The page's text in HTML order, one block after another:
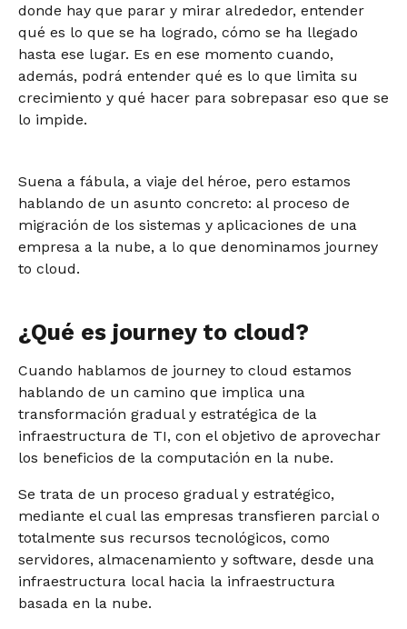
donde hay que parar y mirar alrededor, entender
qué es lo que se ha logrado, cómo se ha llegado
hasta ese lugar. Es en ese momento cuando,
además, podrá entender qué es lo que limita su
crecimiento y qué hacer para sobrepasar eso que se
lo impide.
Suena a fábula, a viaje del héroe, pero estamos
hablando de un asunto concreto: al proceso de
migración de los sistemas y aplicaciones de una
empresa a la nube, a lo que denominamos journey
to cloud.
¿Qué es journey to cloud?
Cuando hablamos de journey to cloud estamos
hablando de un camino que implica una
transformación gradual y estratégica de la
infraestructura de TI, con el objetivo de aprovechar
los beneficios de la computación en la nube.
Se trata de un proceso gradual y estratégico,
mediante el cual las empresas transfieren parcial o
totalmente sus recursos tecnológicos, como
servidores, almacenamiento y software, desde una
infraestructura local hacia la infraestructura
basada en la nube.